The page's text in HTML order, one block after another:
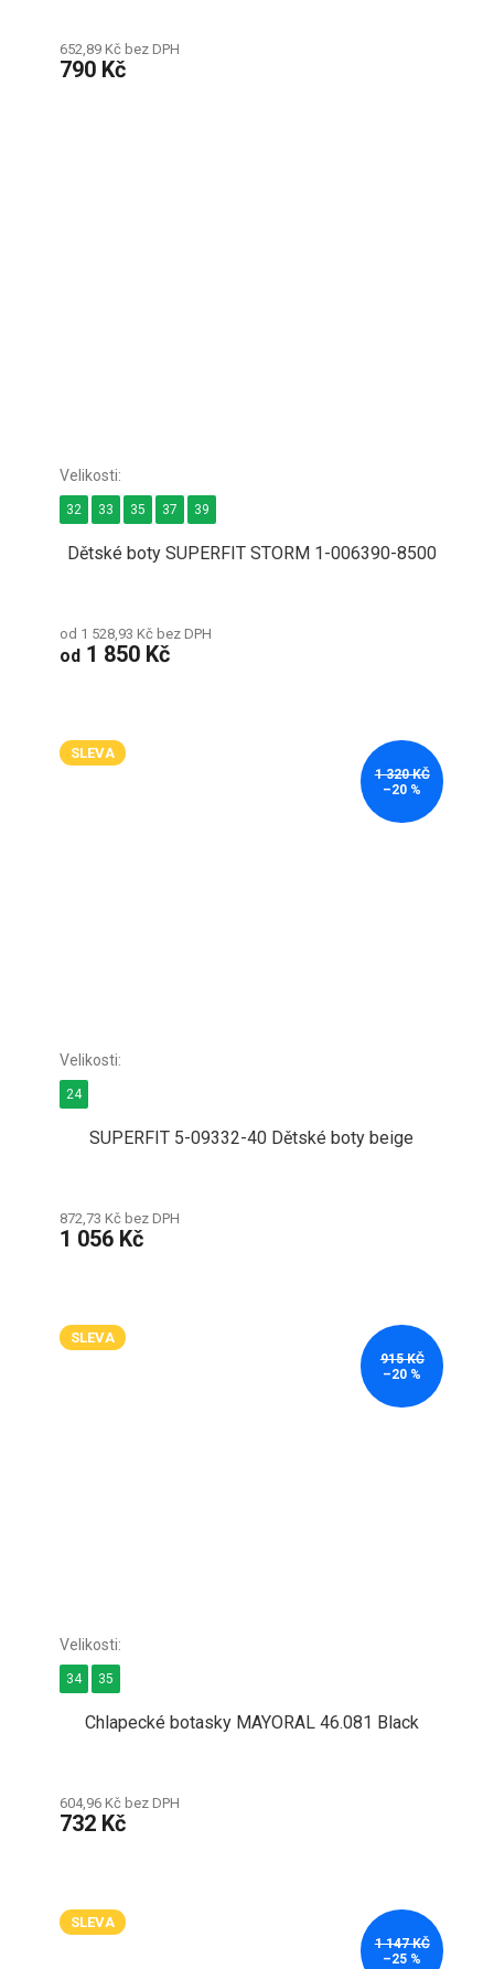
652,89 Kč bez DPH
790 Kč
Dětské boty SUPERFIT STORM 1-006390-8500
od 1 528,93 Kč bez DPH
od 1 850 Kč
32 33 35 37 39
SLEVA
1 320 KČ
–20 %
SUPERFIT 5-09332-40 Dětské boty beige
872,73 Kč bez DPH
1 056 Kč
24
SLEVA
915 KČ
–20 %
Chlapecké botasky MAYORAL 46.081 Black
604,96 Kč bez DPH
732 Kč
34 35
SLEVA
1 147 KČ
–25 %